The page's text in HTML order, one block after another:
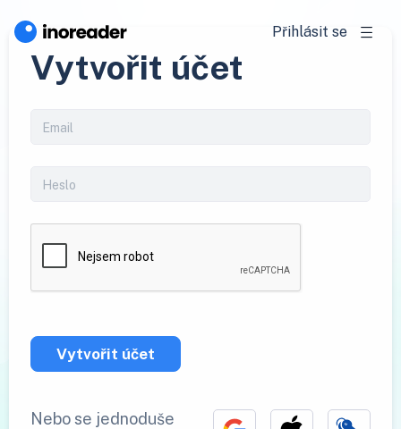
Přihlásit se
Vytvořit účet
Vytvořit účet
Nebo se jednoduše